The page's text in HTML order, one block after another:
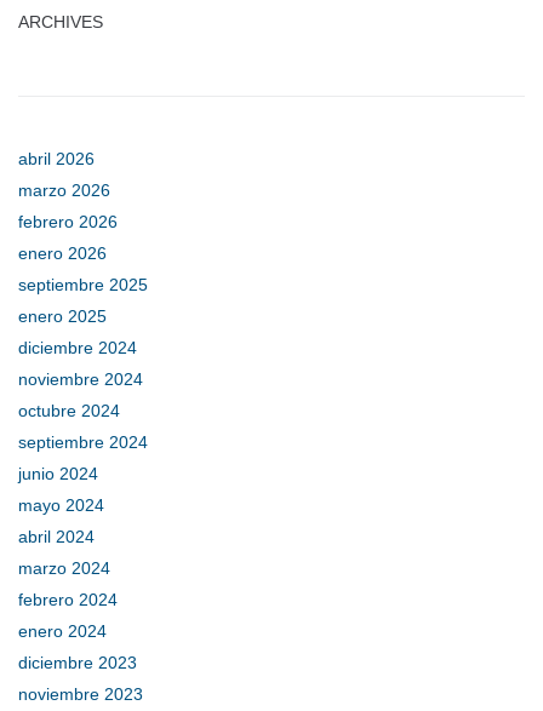
ARCHIVES
abril 2026
marzo 2026
febrero 2026
enero 2026
septiembre 2025
enero 2025
diciembre 2024
noviembre 2024
octubre 2024
septiembre 2024
junio 2024
mayo 2024
abril 2024
marzo 2024
febrero 2024
enero 2024
diciembre 2023
noviembre 2023